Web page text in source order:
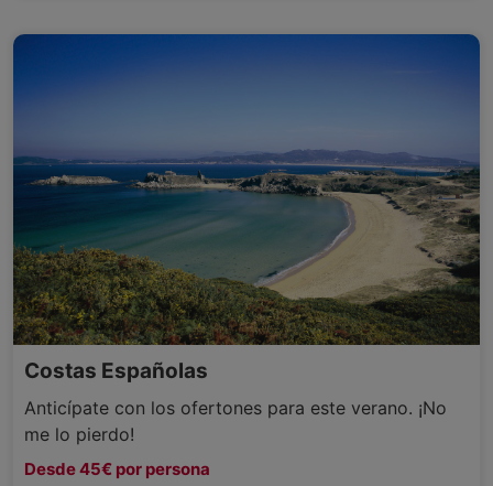
Costas Españolas
Anticípate con los ofertones para este verano. ¡No
me lo pierdo!
Desde 45€ por persona